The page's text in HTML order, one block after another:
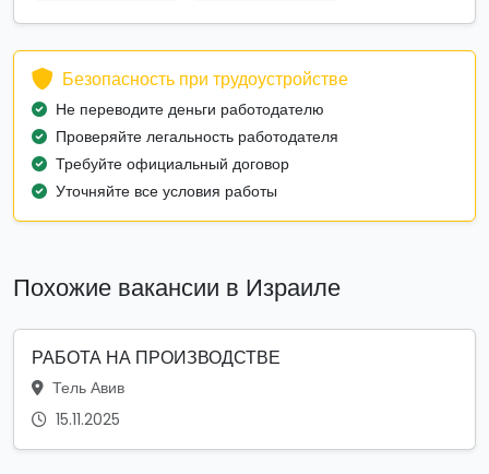
Безопасность при трудоустройстве
Не переводите деньги работодателю
Проверяйте легальность работодателя
Требуйте официальный договор
Уточняйте все условия работы
Похожие вакансии в Израиле
РАБОТА НА ПРОИЗВОДСТВЕ
Тель Авив
15.11.2025